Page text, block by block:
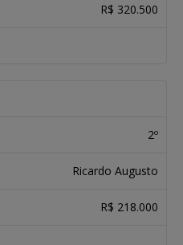
R$ 320.500
2º
Ricardo Augusto
R$ 218.000